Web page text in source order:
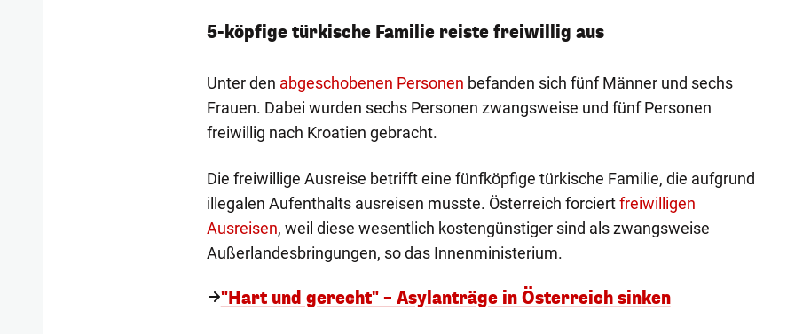
5-köpfige türkische Familie reiste freiwillig aus
Unter den abgeschobenen Personen befanden sich fünf Männer und sechs
Frauen. Dabei wurden sechs Personen zwangsweise und fünf Personen
freiwillig nach Kroatien gebracht.
Die freiwillige Ausreise betrifft eine fünfköpfige türkische Familie, die aufgrund
illegalen Aufenthalts ausreisen musste. Österreich forciertfreiwilligen
Ausreisen, weil diese wesentlich kostengünstiger sind als zwangsweise
Außerlandesbringungen, so das Innenministerium.
"Hart und gerecht" – Asylanträge in Österreich sinken